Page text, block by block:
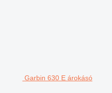
Garbin 630 E árokásó